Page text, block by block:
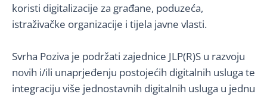
koristi digitalizacije za građane, poduzeća,
istraživačke organizacije i tijela javne vlasti.
Svrha Poziva je podržati zajednice JLP(R)S u razvoju
novih i/ili unaprjeđenju postojećih digitalnih usluga te
integraciju više jednostavnih digitalnih usluga u jednu